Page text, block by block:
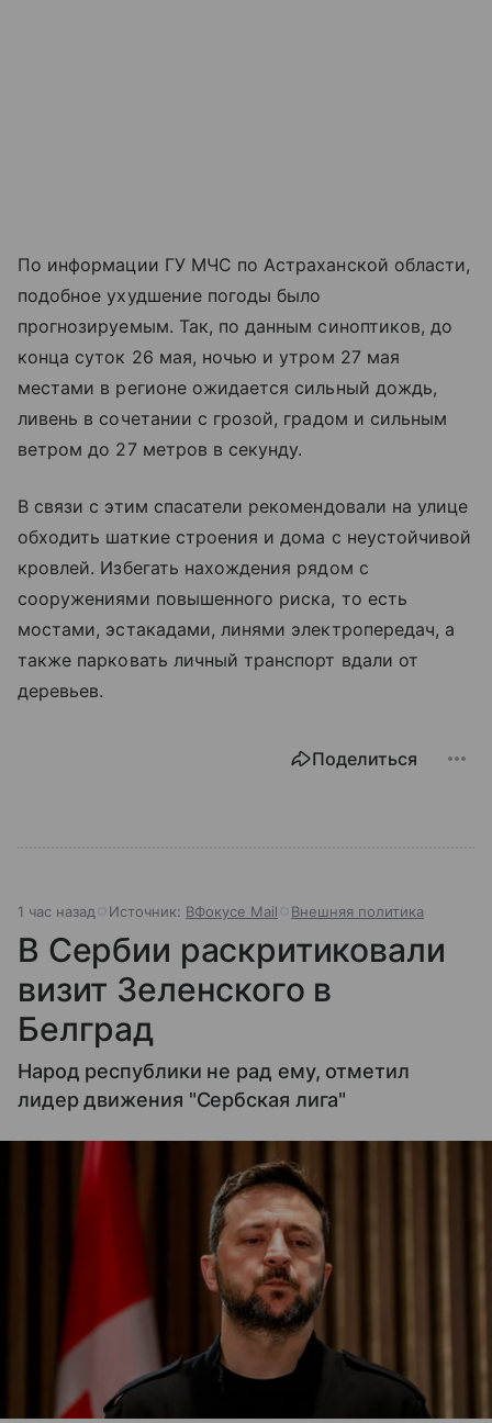
По информации ГУ МЧС по Астраханской области,
подобное ухудшение погоды было
прогнозируемым. Так, по данным синоптиков, до
конца суток 26 мая, ночью и утром 27 мая
местами в регионе ожидается сильный дождь,
ливень в сочетании с грозой, градом и сильным
ветром до 27 метров в секунду.
В связи с этим спасатели рекомендовали на улице
обходить шаткие строения и дома с неустойчивой
кровлей. Избегать нахождения рядом с
сооружениями повышенного риска, то есть
мостами, эстакадами, линями электропередач, а
также парковать личный транспорт вдали от
деревьев.
Поделиться
1 час назад Источник: ВФокусе Mail Внешняя политика
В Сербии раскритиковали
визит Зеленского в
Белград
Народ республики не рад ему, отметил
лидер движения "Сербская лига"